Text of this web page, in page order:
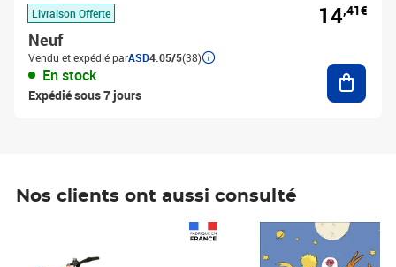
Livraison Offerte
Neuf
Vendu et expédié parASD4.05/5(38)
En stock
Expédié sous 7 jours
14,41€
Nos clients ont aussi consulté
Prix 7,50€